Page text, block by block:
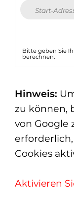
Bitte geben Sie
berechnen.
Hinweis:
zu können,
von Google
Cookies
Aktivieren